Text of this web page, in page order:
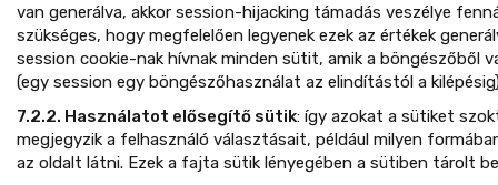
van generálva, akkor session-hijacking támadás veszélye
szükséges, hogy megfelelően legyenek ezek az értékek
session cookie-nak hívnak minden sütit, amik a böngészőből
(egy session egy böngészőhasználat az elindítástól a
7.2.2. Használatot elősegítő sütik: így azokat a sütiket
megjegyzik a felhasználó választásait, például milyen
az oldalt látni. Ezek a fajta sütik lényegében a sütiben tárolt